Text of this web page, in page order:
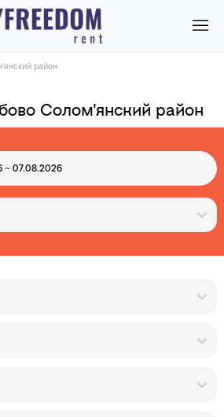
район
Солом'янский район
~ 07.08.2026